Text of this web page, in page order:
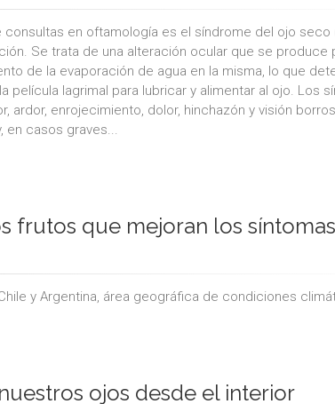
en oftamología es el síndrome del ojo seco
Se trata de una alteración ocular que se produce
de la evaporación de agua en la misma, lo que
lagrimal para lubricar y alimentar al ojo. Los
ardor, enrojecimiento, dolor, hinchazón y visión
en casos graves...
frutos que mejoran los
y Argentina, área geográfica de condiciones
ojos desde el interior